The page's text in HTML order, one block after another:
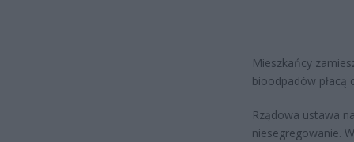
Mieszkańcy
bioodpadów płacą
Rządowa ustawa
niesegregowanie.